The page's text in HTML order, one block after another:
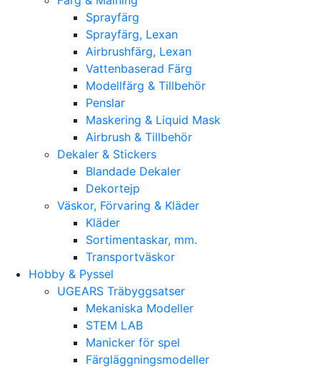
Sprayfärg
Sprayfärg, Lexan
Airbrushfärg, Lexan
Vattenbaserad Färg
Modellfärg & Tillbehör
Penslar
Maskering & Liquid Mask
Airbrush & Tillbehör
Dekaler & Stickers
Blandade Dekaler
Dekortejp
Väskor, Förvaring & Kläder
Kläder
Sortimentaskar, mm.
Transportväskor
Hobby & Pyssel
UGEARS Träbyggsatser
Mekaniska Modeller
STEM LAB
Manicker för spel
Färgläggningsmodeller